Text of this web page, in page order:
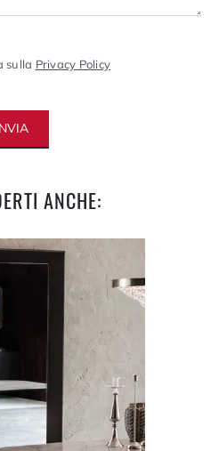
sulla Privacy Policy
ANCHE: